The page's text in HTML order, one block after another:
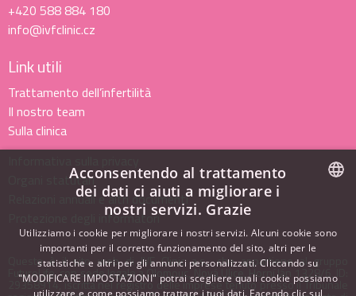
Questo è il sito web di IVF Clinic a.s., che appartiene al gruppo
FutureLife, con sede legale a Olomouc, Nová Ulice, Horní lán 1328/6, ID:
29358914, iscritta nel registro delle imprese tenuto presso il Tribunale
+420 588 884 180
info@ivfclinic.cz
Link utili
Trattamento dell’infertilità
Il nostro team
Sulla clinica
Organi statutari
Relazioni annuali e altri documenti
Protezione degli informatori
ENGLISH
ITALIAN
Acconsentendo al trattamento
dei dati ci aiuti a migliorare i
nostri servizi. Grazie
Utilizziamo i cookie per migliorare i nostri servizi. Alcuni cookie sono
importanti per il corretto funzionamento del sito, altri per le
statistiche e altri per gli annunci personalizzati. Cliccando su
"MODIFICARE IMPOSTAZIONI" potrai scegliere quali cookie possiamo
utilizzare e come possiamo trattare i tuoi dati. Facendo clic sul